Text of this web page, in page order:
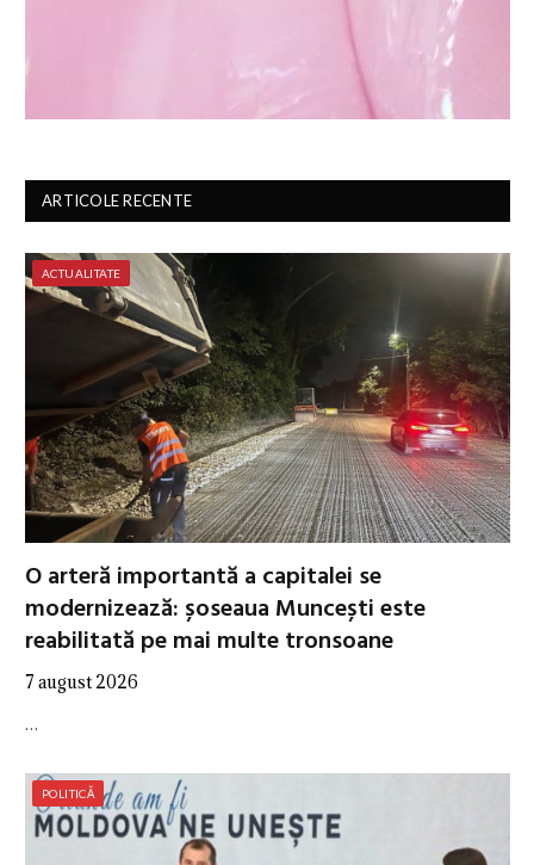
ARTICOLE RECENTE
ACTUALITATE
O arteră importantă a capitalei se
modernizează: șoseaua Muncești este
reabilitată pe mai multe tronsoane
7 august 2026
…
POLITICĂ